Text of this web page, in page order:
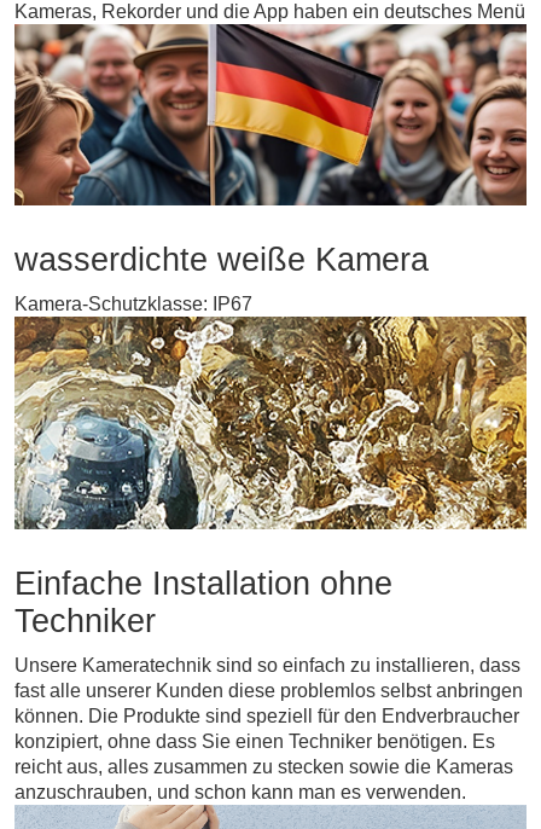
Kameras, Rekorder und die App haben ein deutsches Menü
wasserdichte weiße Kamera
Kamera-Schutzklasse: IP67
Einfache Installation ohne
Techniker
Unsere Kameratechnik sind so einfach zu installieren, dass
fast alle unserer Kunden diese problemlos selbst anbringen
können. Die Produkte sind speziell für den Endverbraucher
konzipiert, ohne dass Sie einen Techniker benötigen. Es
reicht aus, alles zusammen zu stecken sowie die Kameras
anzuschrauben, und schon kann man es verwenden.